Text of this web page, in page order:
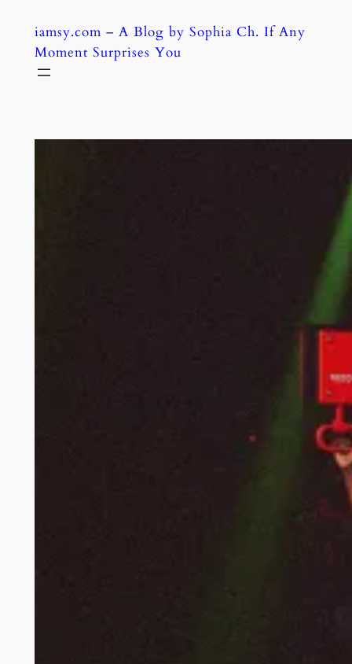
content
iamsy.com – A Blog by Sophia Ch. If Any
Moment Surprises You